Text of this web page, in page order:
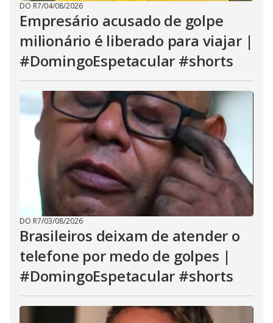
DO R7/04/08/2026
Empresário acusado de golpe
milionário é liberado para viajar |
#DomingoEspetacular #shorts
DO R7/03/08/2026
Brasileiros deixam de atender o
telefone por medo de golpes |
#DomingoEspetacular #shorts